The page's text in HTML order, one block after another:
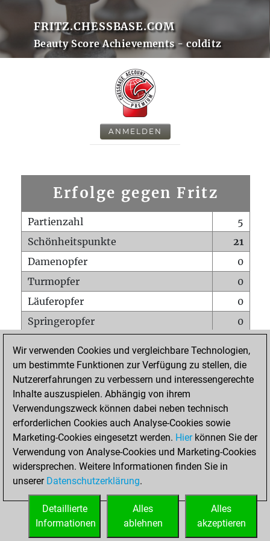
FRITZ.CHESSBASE.COM
Beauty Score Achievements - colditz
ANMELDEN
Erfolge gegen Fritz
Partienzahl
5
Schönheitspunkte
21
Damenopfer
0
Turmopfer
0
Läuferopfer
0
Springeropfer
0
Matt auf vollem Brett
0
Bauer setzt Matt
0
Erstickte Matts
Unterverwandlungen
Türme auf der siebten
0
STARTSEITE
Wir verwenden Cookies und vergleichbare Technologien,
um bestimmte Funktionen zur Verfügung zu stellen, die
Nutzererfahrungen zu verbessern und interessengerechte
Inhalte auszuspielen. Abhängig von ihrem
Verwendungszweck können dabei neben technisch
erforderlichen Cookies auch Analyse-Cookies sowie
Marketing-Cookies eingesetzt werden. Hierkönnen Sie der
Verwendung von Analyse-Cookies und Marketing-Cookies
widersprechen. Weitere Informationen finden Sie in
unserer Datenschutzerklärung.
Alles
akzeptieren
Alles
ablehnen
Detaillierte
Informationen